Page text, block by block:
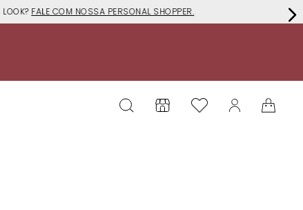
FALE COM NOSSA PERSONAL SHOPPER.